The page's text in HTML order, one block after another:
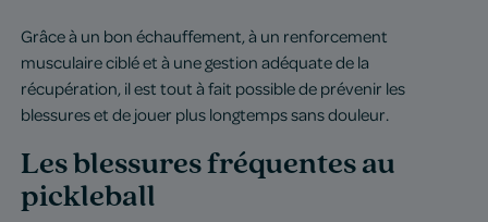
Grâce à un bon échauffement, à un renforcement
musculaire ciblé et à une gestion adéquate de la
récupération, il est tout à fait possible de prévenir les
blessures et de jouer plus longtemps sans douleur.
Les blessures fréquentes au
pickleball